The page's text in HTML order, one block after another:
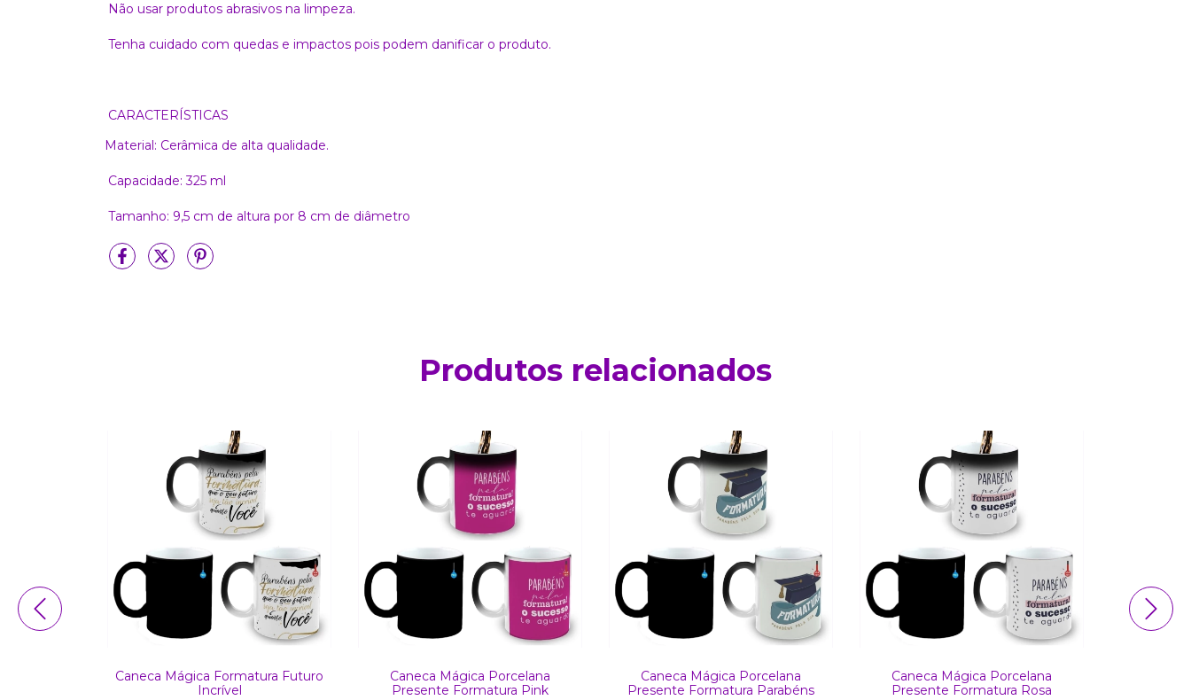
Não usar produtos abrasivos na limpeza.
Tenha cuidado com quedas e impactos pois podem danificar o produto.
CARACTERÍSTICAS
Material: Cerâmica de alta qualidade.
Capacidade: 325 ml
Tamanho: 9,5 cm de altura por 8 cm de diâmetro
Produtos relacionados
Caneca Mágica Formatura Futuro
Incrível
Caneca Mágica Porcelana
Presente Formatura Pink
Caneca Mágica Porcelana
Presente Formatura Parabéns
Caneca Mágica Porcelana
Presente Formatura Rosa